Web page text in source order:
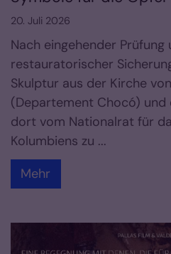
20. Juli 2026
Nach eingehender
restauratorischer
Skulptur aus der Kirche
(Departement Chocó) und
dort vom Nationalrat für
Kolumbiens zu ...
Mehr